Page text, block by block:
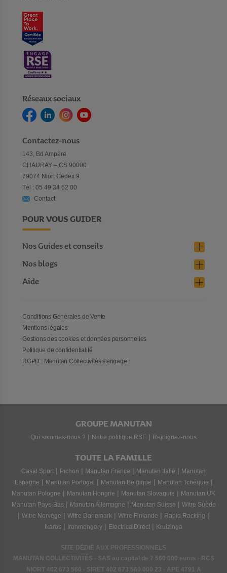
Réseaux sociaux
Contactez-nous
143, Bd Ampère
CHAURAY – CS 90000
79074 Niort Cedex 9
Tél : 05 49 34 62 00
Contact
POUR VOUS GUIDER
Nos Guides et conseils
Nos blogs
Aide
Conditions Générales de Vente
Mentions légales
Gestions des cookies et données personnelles
Politique de confidentialité
RGPD : Manutan Collectivités s'engage !
GROUPE MANUTAN
Qui sommes-nous ? | Notre politique RSE | Rejoignez-nous
TOUTE LA FAMILLE
Casal Sport | Pichon | Manutan France | Manutan Italie | Manutan
Espagne | Manutan Portugal | Manutan Belgique | Manutan Tchéquie |
Manutan Pologne | Manutan Hongrie | Manutan Slovaquie | Manutan UK
Manutan Pays-Bas | Manutan Allemagne | Manutan Suisse | Witre Suède
| Witre Norvège | Witre Danemark | Witre Finlande | Rapid Racking |
Ikaros | Ironmongery | ElectricalDirect | Kruizinga
SITE DÉDIÉ AUX PROFESSIONNELS
MANUTAN COLLECTIVITÉS - SAS au capital de 7 560 000 euros - RCS
NIORT 402 673 560 - SIRET 402 673 560 000 23 - APE 4791 A